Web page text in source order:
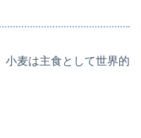
小麦は主食として世界的